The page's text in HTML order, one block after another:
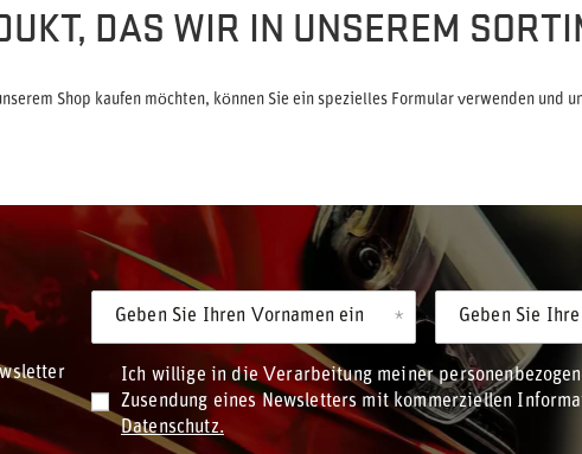
DAS WIR IN UNSEREM
Shop kaufen möchten, können Sie ein spezielles Formular verwenden und
Geben Sie Ihren Vornamen ein Geben Sie
Ich willige in die Verarbeitung meiner
Zusendung eines Newsletters mit kommerziellen
Datenschutz.